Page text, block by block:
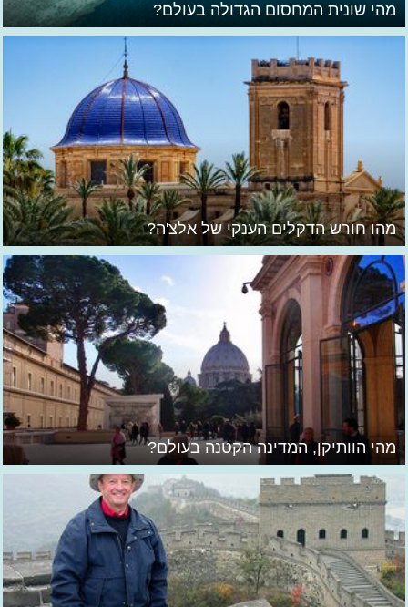
מהי שונית המחסום הגדולה בעולם?
מהו חורש הדקלים הענקי של אלצ'ה?
מהי הוותיקן, המדינה הקטנה בעולם?